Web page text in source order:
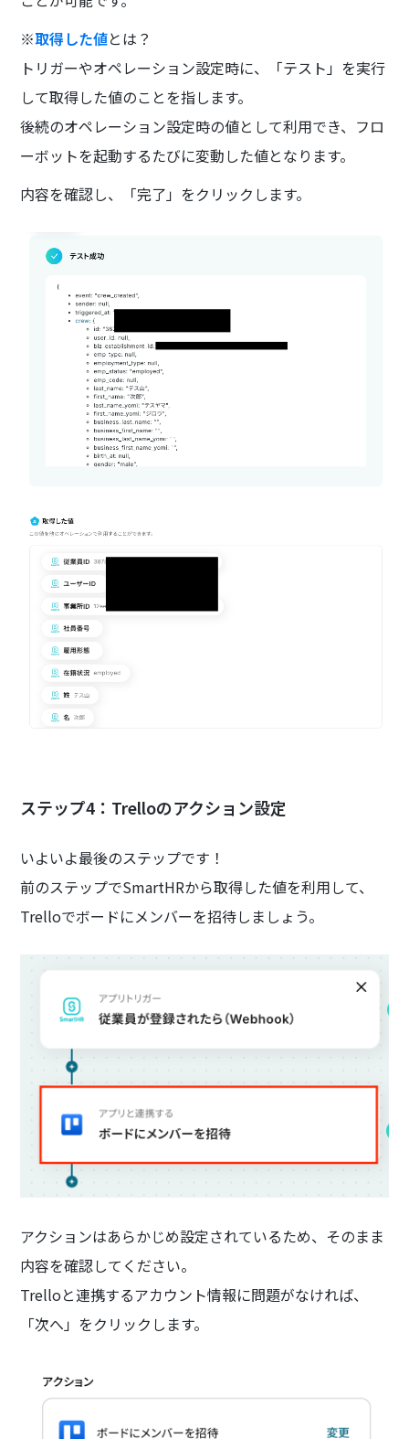
※取得した値とは？
トリガーやオペレーション設定時に、「テスト」を実行
して取得した値のことを指します。
後続のオペレーション設定時の値として利用でき、フロ
ーボットを起動するたびに変動した値となります。
内容を確認し、「完了」をクリックします。
ステップ4：Trelloのアクション設定
いよいよ最後のステップです！
前のステップでSmartHRから取得した値を利用して、
Trelloでボードにメンバーを招待しましょう。
アクションはあらかじめ設定されているため、そのまま
内容を確認してください。
Trelloと連携するアカウント情報に問題がなければ、
「次へ」をクリックします。